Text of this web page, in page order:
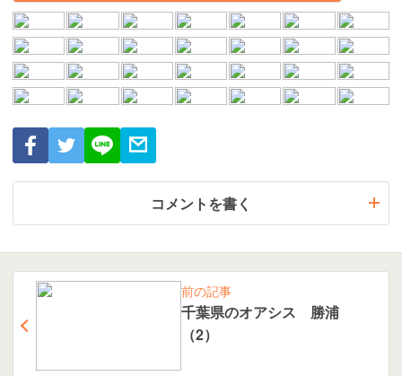
コメントを書く
前の記事
千葉県のオアシス 勝浦
（2）